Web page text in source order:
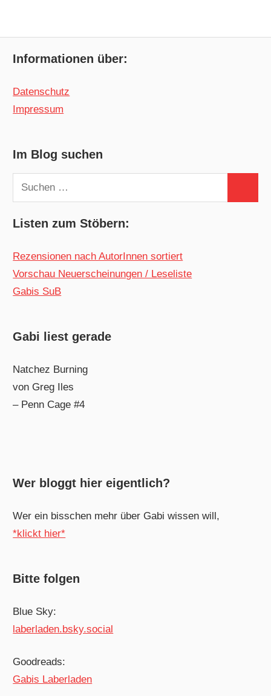
Informationen über:
Datenschutz
Impressum
Im Blog suchen
Suchen
nach:
Listen zum Stöbern:
Rezensionen nach AutorInnen sortiert
Vorschau Neuerscheinungen / Leseliste
Gabis SuB
Gabi liest gerade
Natchez Burning
von Greg Iles
– Penn Cage #4
Wer bloggt hier eigentlich?
Wer ein bisschen mehr über Gabi wissen will,
*klickt hier*
Bitte folgen
Blue Sky:
laberladen.bsky.social
Goodreads:
Gabis Laberladen